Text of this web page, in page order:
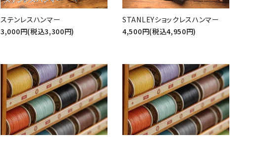
ステンレスハンマー
3,000円(税込3,300円)
STANLEYショックレスハンマー
4,500円(税込4,950円)
favorite favorite